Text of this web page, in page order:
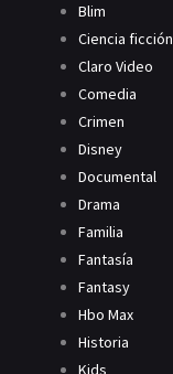
Blim
Ciencia ficción
Claro Video
Comedia
Crimen
Disney
Documental
Drama
Familia
Fantasía
Fantasy
Hbo Max
Historia
Kids